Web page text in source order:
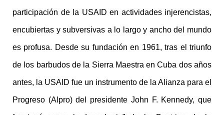
participación de la USAID en actividades injerencistas,
encubiertas y subversivas a lo largo y ancho del mundo
es profusa. Desde su fundación en 1961, tras el triunfo
de los barbudos de la Sierra Maestra en Cuba dos años
antes, la USAID fue un instrumento de la Alianza para el
Progreso (Alpro) del presidente John F. Kennedy, que